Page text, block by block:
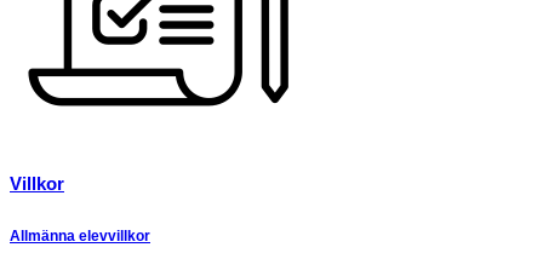
Villkor
Allmänna elevvillkor